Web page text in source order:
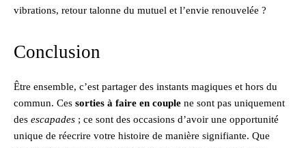
vibrations, retour talonne du mutuel et l’envie renouvelée ?
Conclusion
Être ensemble, c’est partager des instants magiques et hors du
commun. Ces sorties à faire en couple ne sont pas uniquement
des escapades ; ce sont des occasions d’avoir une opportunité
unique de réecrire votre histoire de manière signifiante. Que